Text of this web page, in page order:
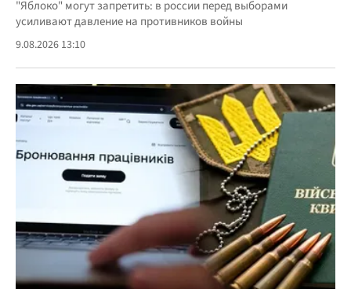
"Яблоко" могут запретить: в россии перед выборами
усиливают давление на противников войны
9.08.2026 13:10